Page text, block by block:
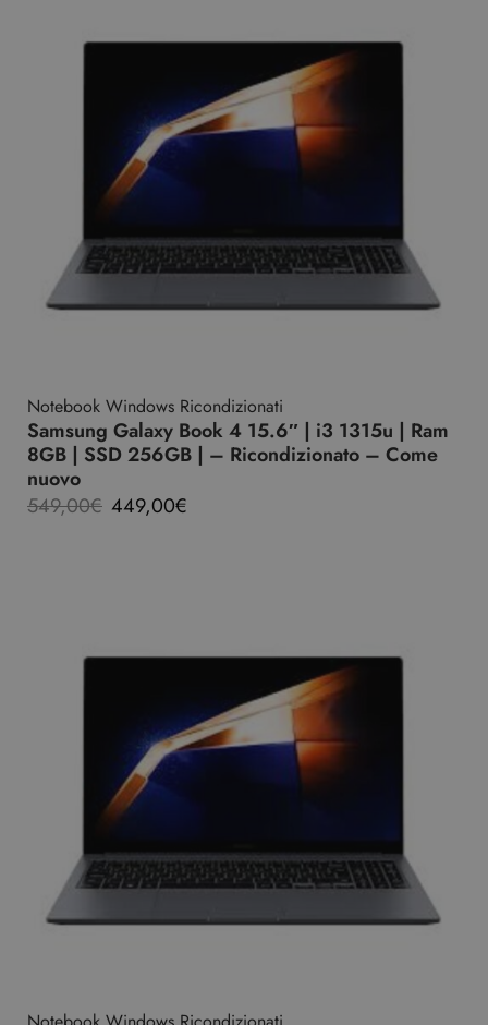
Notebook Windows Ricondizionati
Samsung Galaxy Book 4 15.6″ | i3 1315u | Ram
8GB | SSD 256GB | – Ricondizionato – Come
nuovo
549,00€ 449,00€